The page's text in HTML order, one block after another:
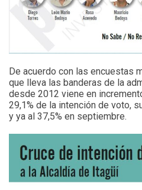
De acuerdo con las encuestas
que lleva las banderas de la
desde 2012 viene en
29,1% de la intención de voto,
y ya al 37,5% en septiembre.